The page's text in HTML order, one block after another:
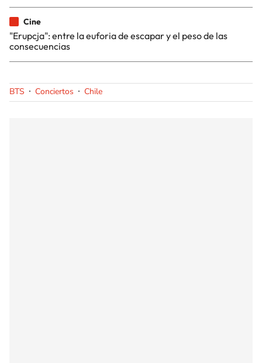
Cine
"Erupcja": entre la euforia de escapar y el peso de las
consecuencias
BTS Conciertos Chile